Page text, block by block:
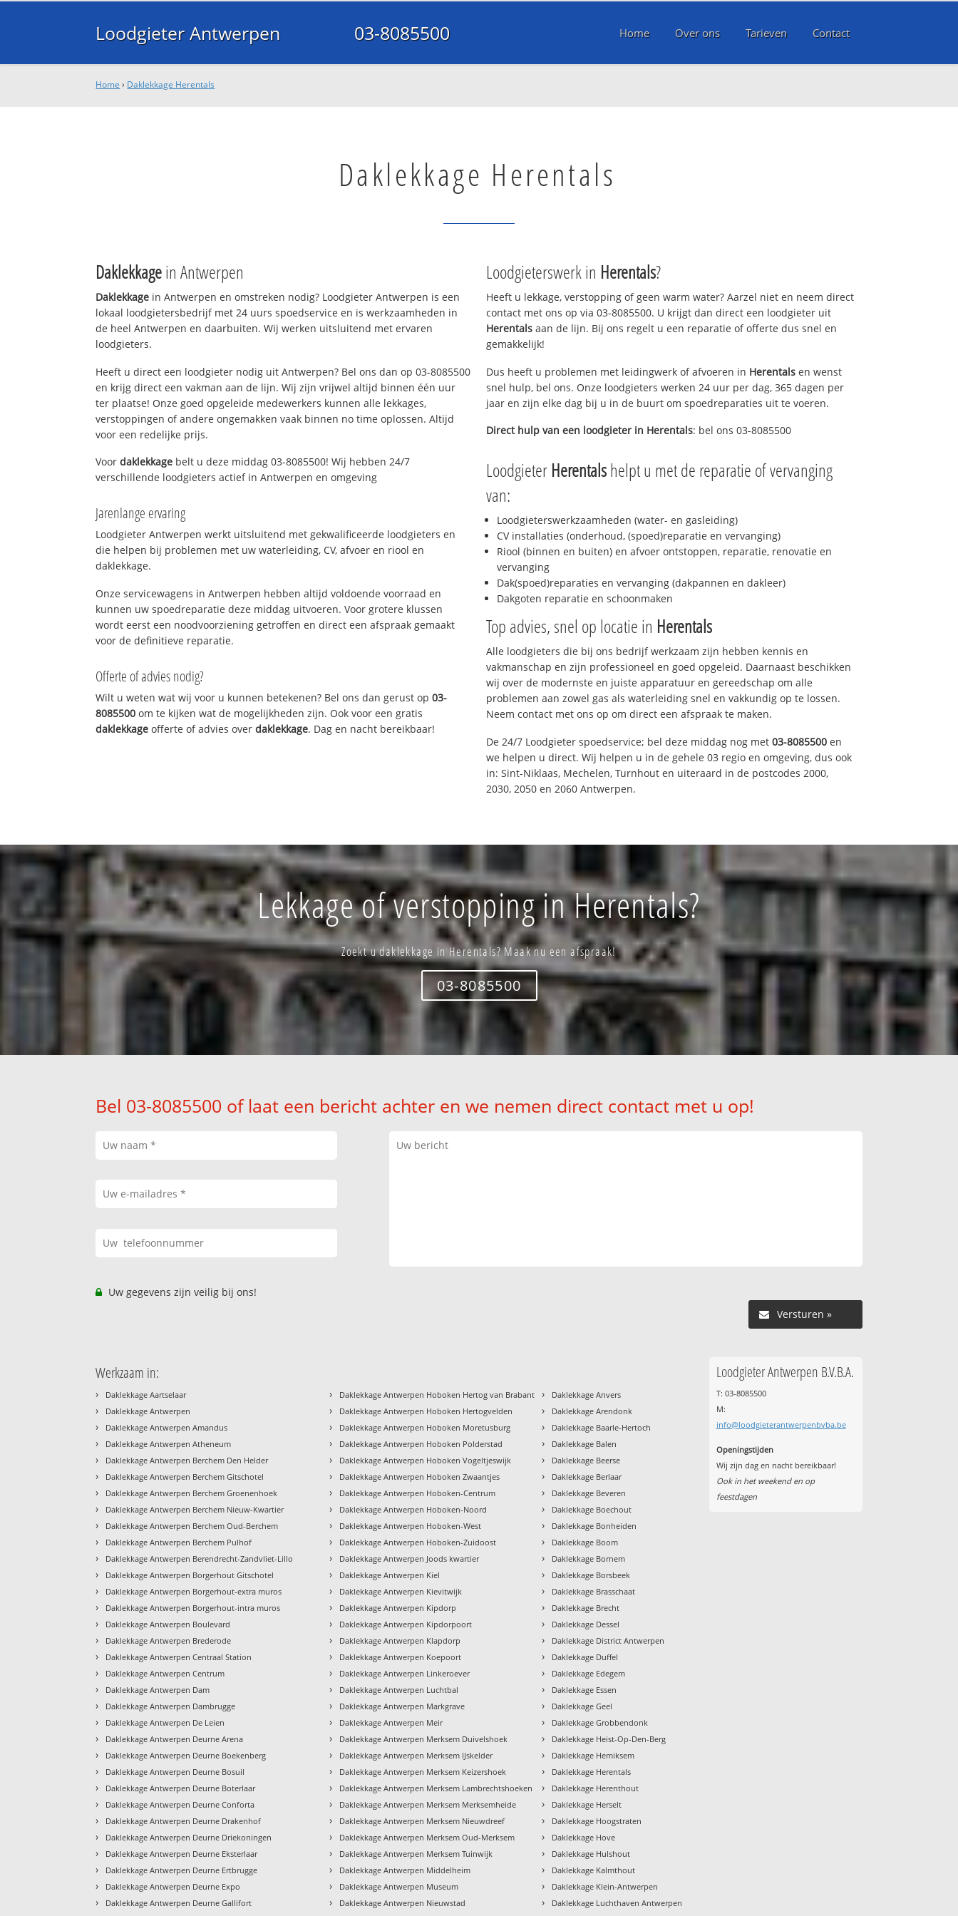
Loodgieter Antwerpen 03-8085500 Home Over ons Tarieven Contact
Home › Daklekkage Herentals
Daklekkage Herentals
Daklekkagein Antwerpen
Daklekkage in Antwerpen en omstreken nodig? Loodgieter Antwerpen is een
lokaal loodgietersbedrijf met 24 uurs spoedservice en is werkzaamheden in
de heel Antwerpen en daarbuiten. Wij werken uitsluitend met ervaren
loodgieters.
Heeft u direct een loodgieter nodig uit Antwerpen? Bel ons dan op 03-8085500
en krijg direct een vakman aan de lijn. Wij zijn vrijwel altijd binnen één uur
ter plaatse! Onze goed opgeleide medewerkers kunnen alle lekkages,
verstoppingen of andere ongemakken vaak binnen no time oplossen. Altijd
voor een redelijke prijs.
Voordaklekkage belt u deze middag 03-8085500! Wij hebben 24/7
verschillende loodgieters actief in Antwerpen en omgeving
Jarenlange ervaring
Loodgieter Antwerpen werkt uitsluitend met gekwalificeerde loodgieters en
die helpen bij problemen met uw waterleiding, CV, afvoer en riool en
daklekkage.
Onze servicewagens in Antwerpen hebben altijd voldoende voorraad en
kunnen uw spoedreparatie deze middag uitvoeren. Voor grotere klussen
wordt eerst een noodvoorziening getroffen en direct een afspraak gemaakt
voor de definitieve reparatie.
Offerte of advies nodig?
Wilt u weten wat wij voor u kunnen betekenen? Bel ons dan gerust op03-
8085500 om te kijken wat de mogelijkheden zijn. Ook voor een gratis
daklekkage offerte of advies overdaklekkage. Dag en nacht bereikbaar!
Loodgieterswerk in Herentals?
Heeft u lekkage, verstopping of geen warm water? Aarzel niet en neem direct
contact met ons op via 03-8085500. U krijgt dan direct een loodgieter uit
Herentals aan de lijn. Bij ons regelt u een reparatie of offerte dus snel en
gemakkelijk!
Dus heeft u problemen met leidingwerk of afvoeren in Herentals en wenst
snel hulp, bel ons. Onze loodgieters werken 24 uur per dag, 365 dagen per
jaar en zijn elke dag bij u in de buurt om spoedreparaties uit te voeren.
Direct hulp van een loodgieter in Herentals: bel ons 03-8085500
Loodgieter Herentalshelpt u met de reparatie of vervanging
van:
Loodgieterswerkzaamheden (water- en gasleiding)
CV installaties (onderhoud, (spoed)reparatie en vervanging)
Riool (binnen en buiten) en afvoer ontstoppen, reparatie, renovatie en
vervanging
Dak(spoed)reparaties en vervanging (dakpannen en dakleer)
Dakgoten reparatie en schoonmaken
Top advies, snel op locatie in Herentals
Alle loodgieters die bij ons bedrijf werkzaam zijn hebben kennis en
vakmanschap en zijn professioneel en goed opgeleid. Daarnaast beschikken
wij over de modernste en juiste apparatuur en gereedschap om alle
problemen aan zowel gas als waterleiding snel en vakkundig op te lossen.
Neem contact met ons op om direct een afspraak te maken.
De 24/7 Loodgieter spoedservice; bel deze middag nog met 03-8085500 en
we helpen u direct. Wij helpen u in de gehele 03 regio en omgeving, dus ook
in: Sint-Niklaas, Mechelen, Turnhout en uiteraard in de postcodes 2000,
2030, 2050 en 2060 Antwerpen.
Lekkage of verstopping in Herentals?
Zoekt u daklekkage in Herentals? Maak nu een afspraak!
03-8085500
Bel 03-8085500 of laat een bericht achter en we nemen direct contact met u op!
Uw gegevens zijn veilig bij ons!
Versturen »
Werkzaam in:
› Daklekkage Aartselaar
› Daklekkage Antwerpen
› Daklekkage Antwerpen Amandus
› Daklekkage Antwerpen Atheneum
› Daklekkage Antwerpen Berchem Den Helder
› Daklekkage Antwerpen Berchem Gitschotel
› Daklekkage Antwerpen Berchem Groenenhoek
› Daklekkage Antwerpen Berchem Nieuw-Kwartier
› Daklekkage Antwerpen Berchem Oud-Berchem
› Daklekkage Antwerpen Berchem Pulhof
› Daklekkage Antwerpen Berendrecht-Zandvliet-Lillo
› Daklekkage Antwerpen Borgerhout Gitschotel
› Daklekkage Antwerpen Borgerhout-extra muros
› Daklekkage Antwerpen Borgerhout-intra muros
› Daklekkage Antwerpen Boulevard
› Daklekkage Antwerpen Brederode
› Daklekkage Antwerpen Centraal Station
› Daklekkage Antwerpen Centrum
› Daklekkage Antwerpen Dam
› Daklekkage Antwerpen Dambrugge
› Daklekkage Antwerpen De Leien
› Daklekkage Antwerpen Deurne Arena
› Daklekkage Antwerpen Deurne Boekenberg
› Daklekkage Antwerpen Deurne Bosuil
› Daklekkage Antwerpen Deurne Boterlaar
› Daklekkage Antwerpen Deurne Conforta
› Daklekkage Antwerpen Deurne Drakenhof
› Daklekkage Antwerpen Deurne Driekoningen
› Daklekkage Antwerpen Deurne Eksterlaar
› Daklekkage Antwerpen Deurne Ertbrugge
› Daklekkage Antwerpen Deurne Expo
› Daklekkage Antwerpen Deurne Gallifort
› Daklekkage Antwerpen Hoboken Hertog van Brabant
› Daklekkage Antwerpen Hoboken Hertogvelden
› Daklekkage Antwerpen Hoboken Moretusburg
› Daklekkage Antwerpen Hoboken Polderstad
› Daklekkage Antwerpen Hoboken Vogeltjeswijk
› Daklekkage Antwerpen Hoboken Zwaantjes
› Daklekkage Antwerpen Hoboken-Centrum
› Daklekkage Antwerpen Hoboken-Noord
› Daklekkage Antwerpen Hoboken-West
› Daklekkage Antwerpen Hoboken-Zuidoost
› Daklekkage Antwerpen Joods kwartier
› Daklekkage Antwerpen Kiel
› Daklekkage Antwerpen Kievitwijk
› Daklekkage Antwerpen Kipdorp
› Daklekkage Antwerpen Kipdorpoort
› Daklekkage Antwerpen Klapdorp
› Daklekkage Antwerpen Koepoort
› Daklekkage Antwerpen Linkeroever
› Daklekkage Antwerpen Luchtbal
› Daklekkage Antwerpen Markgrave
› Daklekkage Antwerpen Meir
› Daklekkage Antwerpen Merksem Duivelshoek
› Daklekkage Antwerpen Merksem IJskelder
› Daklekkage Antwerpen Merksem Keizershoek
› Daklekkage Antwerpen Merksem Lambrechtshoeken
› Daklekkage Antwerpen Merksem Merksemheide
› Daklekkage Antwerpen Merksem Nieuwdreef
› Daklekkage Antwerpen Merksem Oud-Merksem
› Daklekkage Antwerpen Merksem Tuinwijk
› Daklekkage Antwerpen Middelheim
› Daklekkage Antwerpen Museum
› Daklekkage Antwerpen Nieuwstad
› Daklekkage Anvers
› Daklekkage Arendonk
› Daklekkage Baarle-Hertoch
› Daklekkage Balen
› Daklekkage Beerse
› Daklekkage Berlaar
› Daklekkage Beveren
› Daklekkage Boechout
› Daklekkage Bonheiden
› Daklekkage Boom
› Daklekkage Bornem
› Daklekkage Borsbeek
› Daklekkage Brasschaat
› Daklekkage Brecht
› Daklekkage Dessel
› Daklekkage District Antwerpen
› Daklekkage Duffel
› Daklekkage Edegem
› Daklekkage Essen
› Daklekkage Geel
› Daklekkage Grobbendonk
› Daklekkage Heist-Op-Den-Berg
› Daklekkage Hemiksem
› Daklekkage Herentals
› Daklekkage Herenthout
› Daklekkage Herselt
› Daklekkage Hoogstraten
› Daklekkage Hove
› Daklekkage Hulshout
› Daklekkage Kalmthout
› Daklekkage Klein-Antwerpen
› Daklekkage Luchthaven Antwerpen
Loodgieter Antwerpen B.V.B.A.
T: 03-8085500
M:
info@loodgieterantwerpenbvba.be
Openingstijden
Wij zijn dag en nacht bereikbaar!
Ook in het weekend en op
feestdagen